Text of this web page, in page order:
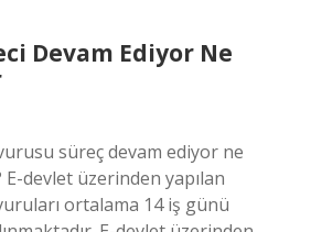
Devam Ediyor Ne
süreç devam ediyor ne
E-devlet üzerinden yapılan
ortalama 14 iş günü